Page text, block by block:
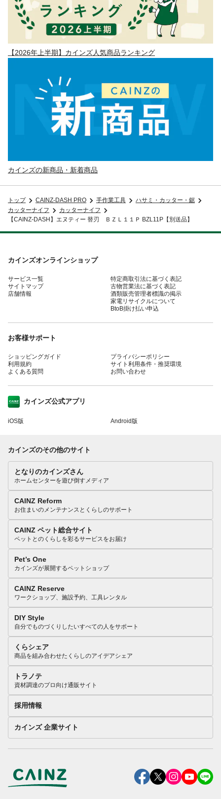
【2026年上半期】カインズ人気商品ランキング
カインズの新商品・新着商品
トップ CAINZ-DASH PRO 手作業工具
ハサミ・カッター・鋸
カッターナイフ
カッターナイフ
【CAINZ-DASH】エヌティー 替刃 ＢＺＬ１１Ｐ BZL11P【別送品】
カインズオンラインショップ
サービス一覧
サイトマップ
店舗情報
特定商取引法に基づく表記
古物営業法に基づく表記
酒類販売管理者標識の掲示
家電リサイクルについて
BtoB掛け払い申込
お客様サポート
ショッピングガイド
利用規約
よくある質問
プライバシーポリシー
サイト利用条件・推奨環境
お問い合わせ
カインズ公式アプリ
iOS版 Android版
カインズのその他のサイト
となりのカインズさん
ホームセンターを遊び倒すメディア
CAINZ Reform
お住まいのメンテナンスとくらしのサポート
CAINZ ペット総合サイト
ペットとのくらしを彩るサービスをお届け
Pet’s One
カインズが展開するペットショップ
CAINZ Reserve
ワークショップ、施設予約、工具レンタル
DIY Style
自分でものづくりしたいすべての人をサポート
くらシェア
商品を組み合わせたくらしのアイデアシェア
トラノテ
資材調達のプロ向け通販サイト
採用情報
カインズ 企業サイト